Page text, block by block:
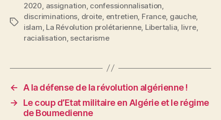
Étiquettes
2020, assignation, confessionnalisation,
discriminations, droite, entretien, France, gauche,
islam, La Révolution prolétarienne, Libertalia, livre,
racialisation, sectarisme
←
A la défense de la révolution algérienne !
→
Le coup d’Etat militaire en Algérie et le régime
de Boumedienne